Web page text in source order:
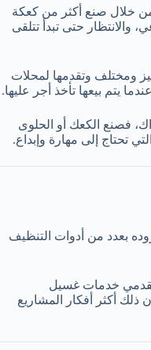
خلال صنع أكثر من كعكة
والانتظار حتى تبدأ تتلقى
ومختلف وتقدمها لمحلات
يتم بيعها تأخذ أجر عليها.
فصنع الكعك أو الحلوى
تحتاج إلى مهارة وإبداع.
بعدد من أدوات التنظيف
مقدمي خدمات غسيل
ذلك أكثر أفكار المشاريع